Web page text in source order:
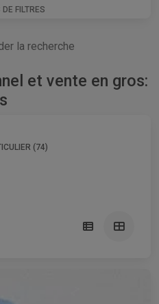
DE FILTRES
la recherche
et vente en gros:
(74)